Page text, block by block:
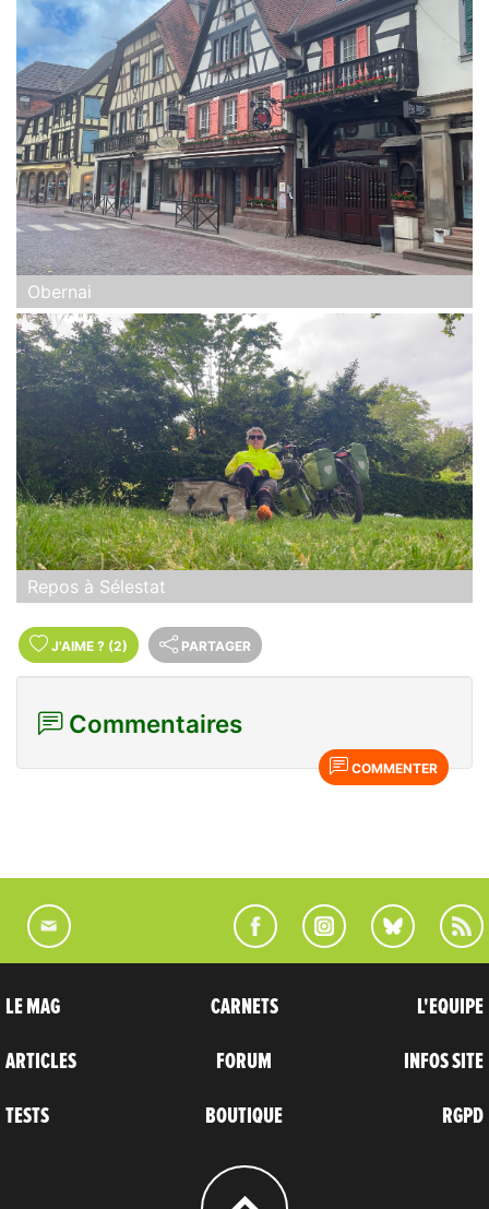
Obernai
Repos à Sélestat
J'AIME ? (2) PARTAGER
Commentaires
COMMENTER
LE MAG
ARTICLES
TESTS
CARNETS
FORUM
BOUTIQUE
L'EQUIPE
INFOS SITE
RGPD